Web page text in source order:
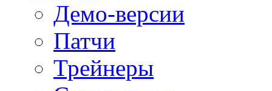
Демо-версии
Патчи
Трейнеры